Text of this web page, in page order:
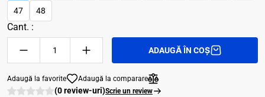
47 48
Cant. :
ADAUGĂ ÎN COȘ
Adaugă la favorite Adaugă la comparare
(0 review-uri)Scrie un review